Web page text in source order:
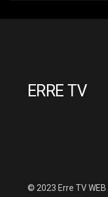
ERRE TV
© 2023 Erre TV WEB